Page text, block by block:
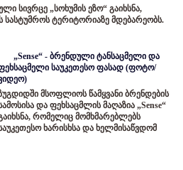
სივრცე „სოხუმის ეზო“ გაიხსნა,
სასტუმროს ტერიტორიაზე მდებარეობს.
„Sense“ - ბრენდული ტანსაცმელი და
საუკეთესო ფასად (ფოტო/
მსოფლიოს წამყვანი ბრენდების
და ფეხსაცმლის მაღაზია „Sense“
რომელიც მომხმარებლებს
ხარისხსა და ხელმისაწვდომ